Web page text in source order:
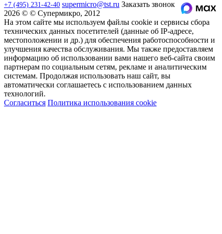
+7 (495) 231-42-40 supermicro@tst.ru Заказать звонок
2026 © © Супермикро, 2012
На этом сайте мы используем файлы cookie и сервисы сбора
технических данных посетителей (данные об IP-адресе,
местоположении и др.) для обеспечения работоспособности и
улучшения качества обслуживания. Мы также предоставляем
информацию об использовании вами нашего веб-сайта своим
партнерам по социальным сетям, рекламе и аналитическим
системам. Продолжая использовать наш сайт, вы
автоматически соглашаетесь с использованием данных
технологий.
Согласиться Политика использования cookie